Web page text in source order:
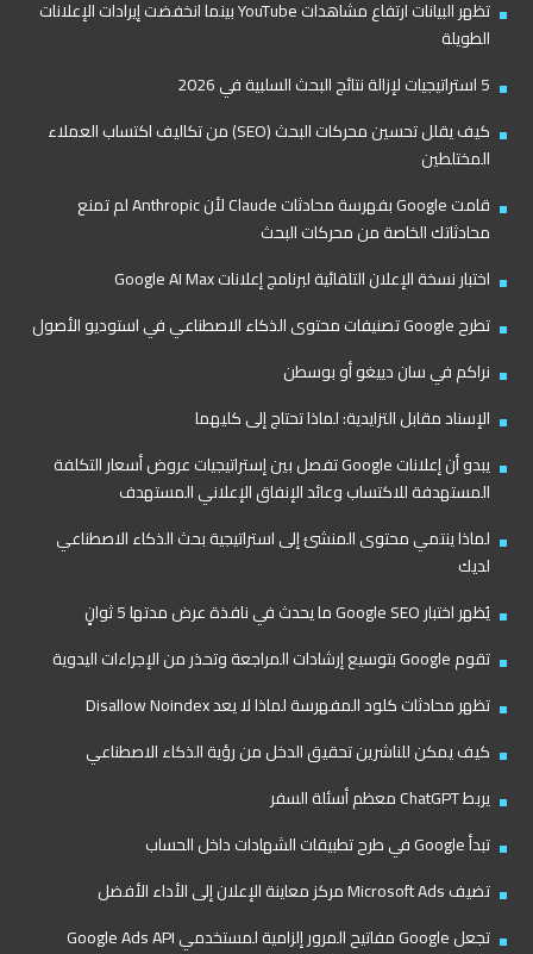
تظهر البيانات ارتفاع مشاهدات YouTube بينما انخفضت إيرادات الإعلانات
الطويلة
5 استراتيجيات لإزالة نتائج البحث السلبية في 2026
كيف يقلل تحسين محركات البحث (SEO) من تكاليف اكتساب العملاء
المختلطين
قامت Google بفهرسة محادثات Claude لأن Anthropic لم تمنع
محادثاتك الخاصة من محركات البحث
اختبار نسخة الإعلان التلقائية لبرنامج إعلانات Google AI Max
تطرح Google تصنيفات محتوى الذكاء الاصطناعي في استوديو الأصول
نراكم في سان دييغو أو بوسطن
الإسناد مقابل التزايدية: لماذا تحتاج إلى كليهما
يبدو أن إعلانات Google تفصل بين إستراتيجيات عروض أسعار التكلفة
المستهدفة للاكتساب وعائد الإنفاق الإعلاني المستهدف
لماذا ينتمي محتوى المنشئ إلى استراتيجية بحث الذكاء الاصطناعي
لديك
يُظهر اختبار Google SEO ما يحدث في نافذة عرض مدتها 5 ثوانٍ
تقوم Google بتوسيع إرشادات المراجعة وتحذر من الإجراءات اليدوية
تظهر محادثات كلود المفهرسة لماذا لا يعد Disallow Noindex
كيف يمكن للناشرين تحقيق الدخل من رؤية الذكاء الاصطناعي
يربط ChatGPT معظم أسئلة السفر
تبدأ Google في طرح تطبيقات الشهادات داخل الحساب
تضيف Microsoft Ads مركز معاينة الإعلان إلى الأداء الأفضل
تجعل Google مفاتيح المرور إلزامية لمستخدمي Google Ads API